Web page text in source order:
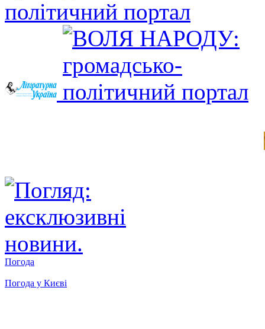
Погода
Погода у Києві